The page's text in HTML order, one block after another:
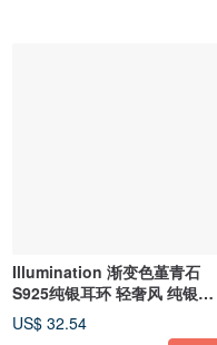
Illumination 渐变色堇青石
S925纯银耳环 轻奢风 纯银耳
钉
US$ 32.54